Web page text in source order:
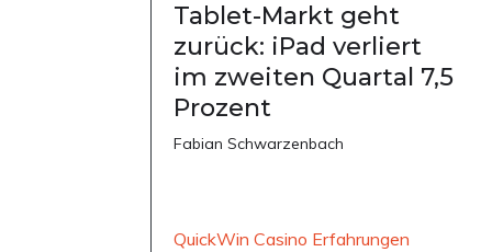
Tablet-Markt geht
zurück: iPad verliert
im zweiten Quartal 7,5
Prozent
Fabian Schwarzenbach
QuickWin Casino Erfahrungen